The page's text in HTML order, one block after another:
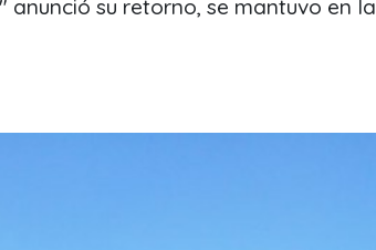
anunció su retorno, se mantuvo en la